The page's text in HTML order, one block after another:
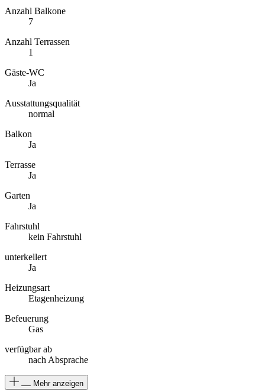
Anzahl Balkone
7
Anzahl Terrassen
1
Gäste-WC
Ja
Ausstattungsqualität
normal
Balkon
Ja
Terrasse
Ja
Garten
Ja
Fahrstuhl
kein Fahrstuhl
unterkellert
Ja
Heizungsart
Etagenheizung
Befeuerung
Gas
verfügbar ab
nach Absprache
Mehr anzeigen